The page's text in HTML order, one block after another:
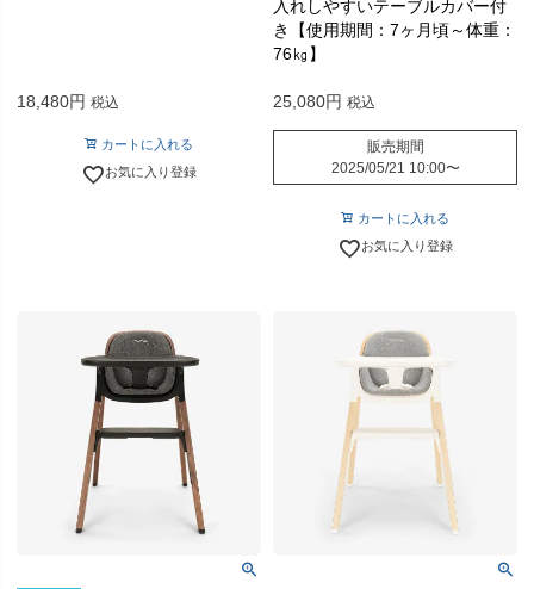
18,480 税込
カートに入れる
お気に入り登録
入れしやすいテーブルカバー付
き【使用期間：7ヶ月頃～体重：
76㎏】
25,080 税込
販売期間
2025/05/21 10:00〜
カートに入れる
お気に入り登録